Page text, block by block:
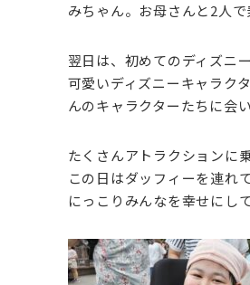
みちゃん。お母さんと2人
翌日は、初めてのディズニ
可愛いディズニーキャラク
んのキャラクターたちに会
たくさんアトラクションに
この日はダッフィーを連れ
にっこりみんなを幸せにし